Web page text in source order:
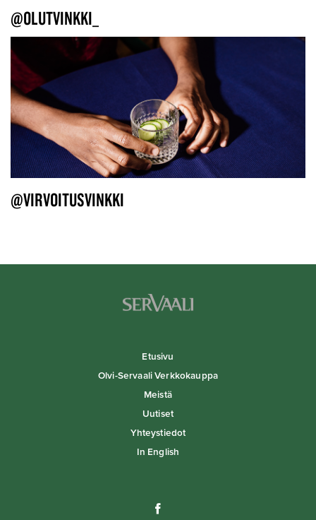
@OLUTVINKKI_
@VIRVOITUSVINKKI
Etusivu
Olvi-Servaali Verkkokauppa
Meistä
Uutiset
Yhteystiedot
In English